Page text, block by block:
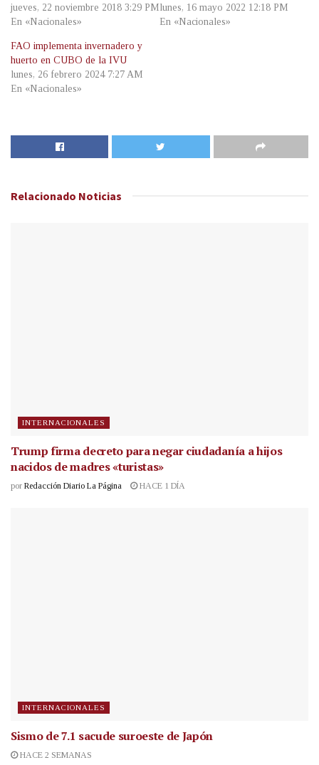
jueves, 22 noviembre 2018 3:29 PM
En «Nacionales»
lunes, 16 mayo 2022 12:18 PM
En «Nacionales»
FAO implementa invernadero y
huerto en CUBO de la IVU
lunes, 26 febrero 2024 7:27 AM
En «Nacionales»
Relacionado Noticias
INTERNACIONALES
Trump firma decreto para negar ciudadanía a hijos
nacidos de madres «turistas»
por Redacción Diario La Página HACE 1 DÍA
INTERNACIONALES
Sismo de 7.1 sacude suroeste de Japón
HACE 2 SEMANAS